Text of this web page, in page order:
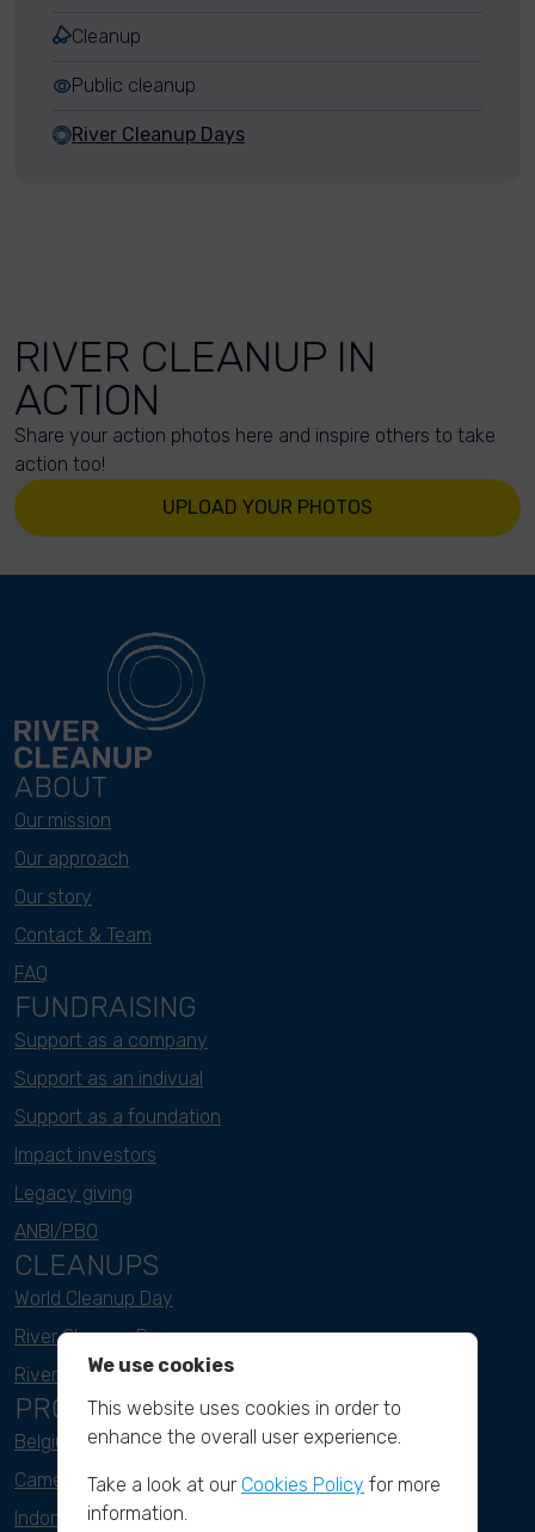
Cleanup
Public cleanup
River Cleanup Days
RIVER CLEANUP IN
ACTION
Share your action photos here and inspire others to take
action too!
UPLOAD YOUR PHOTOS
ABOUT
Our mission
Our approach
Our story
Contact & Team
FAQ
FUNDRAISING
Support as a company
Support as an indivual
Support as a foundation
Impact investors
Legacy giving
ANBI/PBO
CLEANUPS
World Cleanup Day
River Cleanup Days
River Cleanup Challenge
PROJECTS
Belgium
Cameroon
Indonesia
We use cookies
This website uses cookies in order to
enhance the overall user experience.
Take a look at our Cookies Policy for more
information.